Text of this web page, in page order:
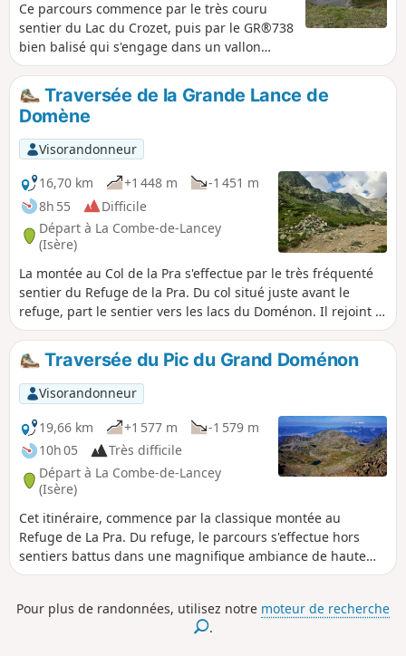
Ce parcours commence par le très couru
sentier du Lac du Crozet, puis par le GR®738
bien balisé qui s'engage dans un vallon
minéral cerné de pics déchiquetés d'où se
dégage une belle atmosphère de haute
montagne. Il passe le Col du Loup pour
redescendre le cirque du glacier de la Sitre,
dominé par les Lances de Domène. Le
glacier a disparu mais ce versant Nord offre
souvent le plaisir de fouler la neige jusqu'à
début juillet. Au niveau du Lac de la Grande
Sitre le sentier bifurque pour rejoindre
l'agréable Refuge du Pré Molard accessible
en voiture. Par un sentier traversant la forêt
de la Combe de Lancey on retrouve le
chemin aller qui ramène au parking.
Traversée de la Grande Lance de
Domène
Visorandonneur
16,70 km
+1 448 m
-1 451 m
8h 55
Difficile
Départ à La Combe-de-Lancey
(Isère)
La montée au Col de la Pra s'effectue par le très fréquenté
sentier du Refuge de la Pra. Du col situé juste avant le
refuge, part le sentier vers les lacs du Doménon. Il rejoint le
déversoir du premier lac, début de cette traversée.Bien que
pénible la montée par le versant Ouest largement balisée
de marques de peinture et cairns ne présente aucune
difficulté technique ni passage exposé. La descente du
versant Est ne bénéficie pas de la même simplicité de
repérage, mais le parcours reste évident. Le retour
s'effectue en longeant le Lac du Grand Doménon puis celui
du Petit Doménon pour retrouver le sentier de l'aller.
Traversée du Pic du Grand Doménon
Visorandonneur
19,66 km
+1 577 m
-1 579 m
10h 05
Très difficile
Départ à La Combe-de-Lancey
(Isère)
Cet itinéraire, commence par la classique montée au
Refuge de La Pra. Du refuge, le parcours s'effectue hors
sentiers battus dans une magnifique ambiance de haute
montagne. On prend la direction du Lac David par le
vue sur les lacs Claret, Longet et Bernard. Peu après, on
surplombe le Lac David. Le sentier franchit un collet
Pour plus de randonnées, utilisez notre moteur de recherche
.